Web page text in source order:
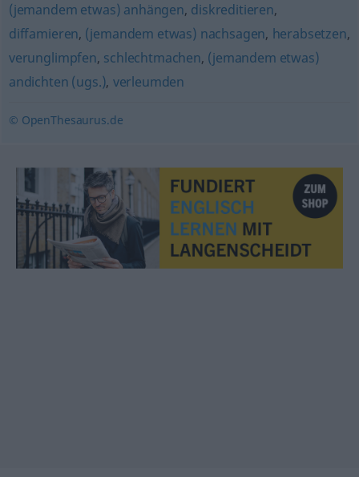
(jemandem etwas) anhängen, diskreditieren,
diffamieren, (jemandem etwas) nachsagen, herabsetzen,
verunglimpfen, schlechtmachen, (jemandem etwas)
andichten (ugs.), verleumden
© OpenThesaurus.de